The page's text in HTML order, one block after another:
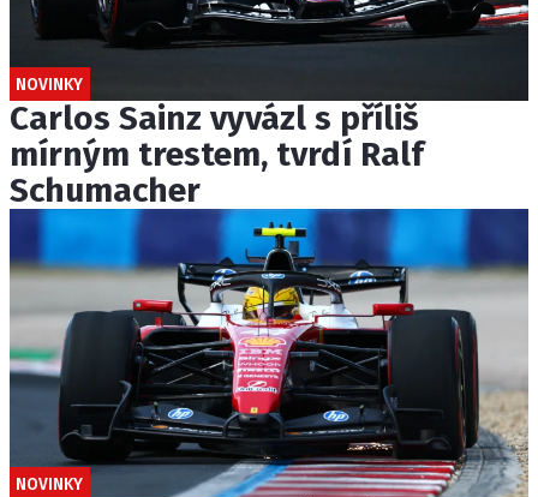
NOVINKY
Carlos Sainz vyvázl s příliš
mírným trestem, tvrdí Ralf
Schumacher
NOVINKY